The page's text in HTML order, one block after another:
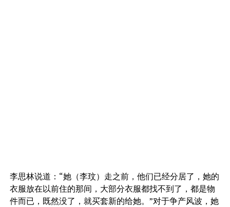
李思林说道：“她（李玟）走之前，他们已经分居了，她的
衣服放在以前住的那间，大部分衣服都找不到了，都是物
件而已，既然没了，就买套新的给她。”对于争产风波，她